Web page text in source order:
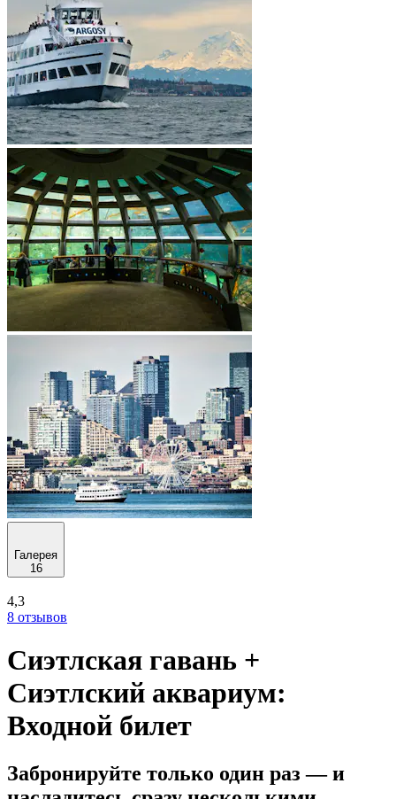
Галерея
16
4,3
8 отзывов
Сиэтлская гавань +
Сиэтлский аквариум:
Входной билет
Забронируйте только один раз — и